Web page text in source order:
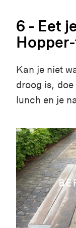
6 - Eet
Kan je niet
droog is,
lunch en je